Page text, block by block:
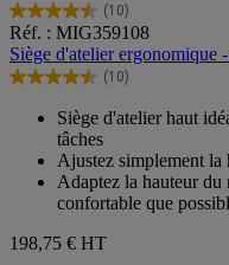
(10)
4.5
sur
5
étoiles.
avis
Réf. : MIG359108
Siège d'atelier ergonomique
(10)
4.5
étoiles.
Siège d'atelier haut
tâches
Ajustez simplement la
Adaptez la hauteur du
confortable que
198,75 € HT